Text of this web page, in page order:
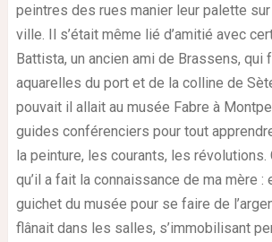
peintres des rues manier leur palette
ville. Il s’était même lié d’amitié avec
Battista, un ancien ami de Brassens, qui
aquarelles du port et de la colline de
pouvait il allait au musée Fabre à
guides conférenciers pour tout
la peinture, les courants, les révolutions.
qu’il a fait la connaissance de ma mère :
guichet du musée pour se faire de
flânait dans les salles, s’immobilisant